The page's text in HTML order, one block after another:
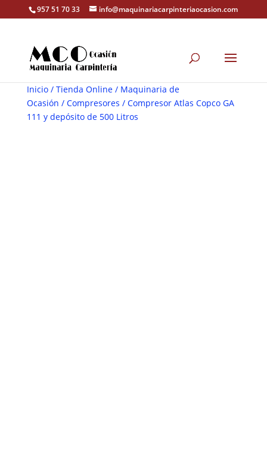
957 51 70 33 info@maquinariacarpinteriaocasion.com
Inicio/ Tienda Online/ Maquinaria de
Ocasión / Compresores / Compresor Atlas Copco GA
111 y depósito de 500 Litros